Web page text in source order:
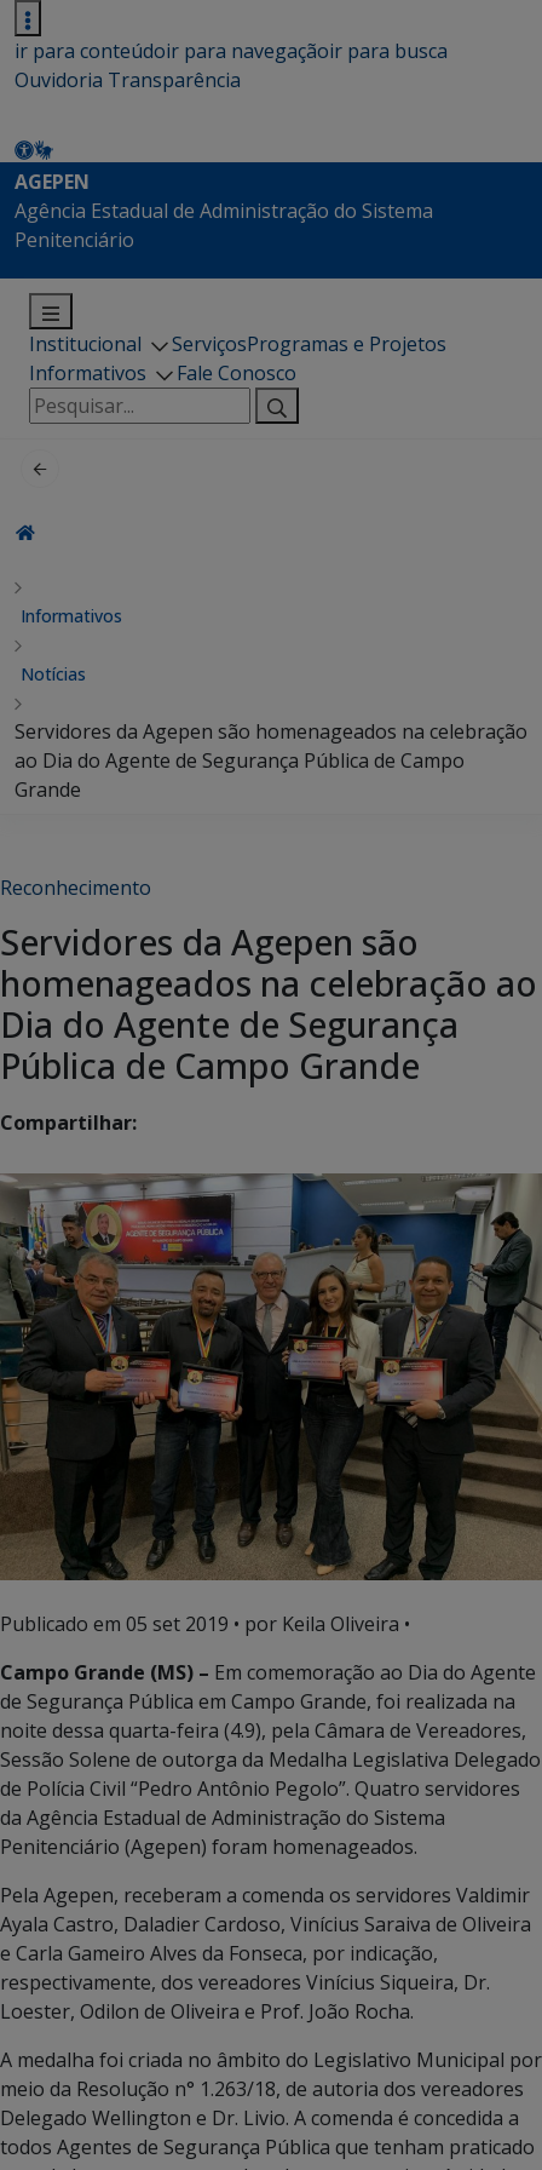
ir para conteúdoir para navegaçãoir para busca
Ouvidoria Transparência
AGEPEN
Agência Estadual de Administração do Sistema
Penitenciário
Institucional ServiçosProgramas e Projetos
Informativos
Fale Conosco
Pesquisar
por:
Informativos
Notícias
Servidores da Agepen são homenageados na celebração
ao Dia do Agente de Segurança Pública de Campo
Grande
Reconhecimento
Servidores da Agepen são
homenageados na celebração ao
Dia do Agente de Segurança
Pública de Campo Grande
Compartilhar:
Publicado em 05 set 2019 • por Keila Oliveira •
Campo Grande (MS) – Em comemoração ao Dia do Agente
de Segurança Pública em Campo Grande, foi realizada na
noite dessa quarta-feira (4.9), pela Câmara de Vereadores,
Sessão Solene de outorga da Medalha Legislativa Delegado
de Polícia Civil “Pedro Antônio Pegolo”. Quatro servidores
da Agência Estadual de Administração do Sistema
Penitenciário (Agepen) foram homenageados.
Pela Agepen, receberam a comenda os servidores Valdimir
Ayala Castro, Daladier Cardoso, Vinícius Saraiva de Oliveira
e Carla Gameiro Alves da Fonseca, por indicação,
respectivamente, dos vereadores Vinícius Siqueira, Dr.
Loester, Odilon de Oliveira e Prof. João Rocha.
A medalha foi criada no âmbito do Legislativo Municipal por
meio da Resolução n° 1.263/18, de autoria dos vereadores
Delegado Wellington e Dr. Livio. A comenda é concedida a
todos Agentes de Segurança Pública que tenham praticado